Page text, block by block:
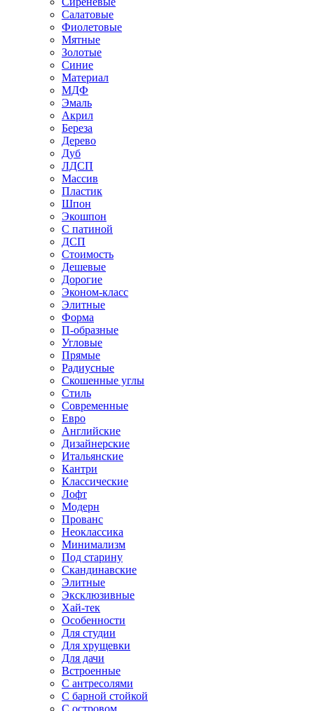
Салатовые
Фиолетовые
Мятные
Золотые
Синие
Материал
МДФ
Эмаль
Акрил
Береза
Дерево
Дуб
ЛДСП
Массив
Пластик
Шпон
Экошпон
С патиной
ДСП
Стоимость
Дешевые
Дорогие
Эконом-класс
Элитные
Форма
П-образные
Угловые
Прямые
Радиусные
Скошенные углы
Стиль
Современные
Евро
Английские
Дизайнерские
Итальянские
Кантри
Классические
Лофт
Модерн
Прованс
Неоклассика
Минимализм
Под старину
Скандинавские
Элитные
Эксклюзивные
Хай-тек
Особенности
Для студии
Для хрущевки
Для дачи
Встроенные
С антресолями
С барной стойкой
С островом